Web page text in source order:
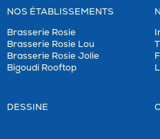
NOS ÉTABLISSEMENTS
Brasserie Rosie
Brasserie Rosie Lou
Brasserie Rosie Jolie
Bigoudi Rooftop
DESSINE